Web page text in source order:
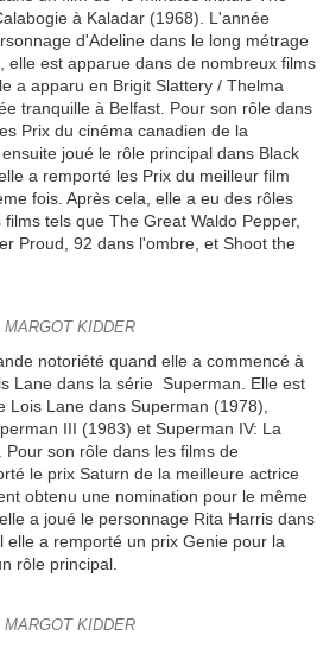
à Kaladar (1968). L'année
d'Adeline dans le long métrage
elle est apparue dans de nombreux films
a apparu en Brigit Slattery / Thelma
tranquille à Belfast. Pour son rôle dans
Prix du cinéma canadien de la
joué le rôle principal dans Black
a remporté les Prix du meilleur film
fois. Après cela, elle a eu des rôles
tels que The Great Waldo Pepper,
Proud, 92 dans l'ombre, et Shoot the
MARGOT KIDDER
notoriété quand elle a commencé à
Lane dans la série Superman. Elle est
Lois Lane dans Superman (1978),
III (1983) et Superman IV: La
son rôle dans les films de
le prix Saturn de la meilleure actrice
obtenu une nomination pour le même
a joué le personnage Rita Harris dans
elle a remporté un prix Genie pour la
rôle principal.
MARGOT KIDDER